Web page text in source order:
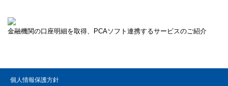
金融機関の口座明細を取得、PCAソフト連携するサービスのご紹介
個人情報保護方針